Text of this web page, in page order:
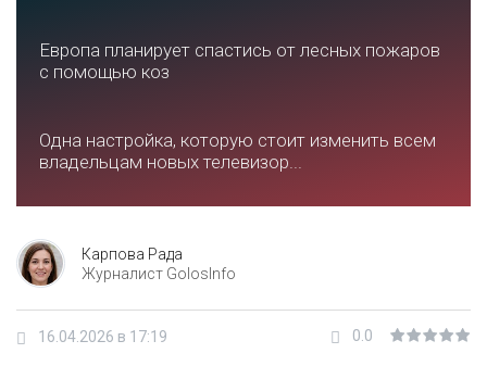
Европа планирует спастись от лесных пожаров
с помощью коз
Одна настройка, которую стоит изменить всем
владельцам новых телевизор...
Карпова Рада
Журналист GolosInfo
16.04.2026 в 17:19 0.0